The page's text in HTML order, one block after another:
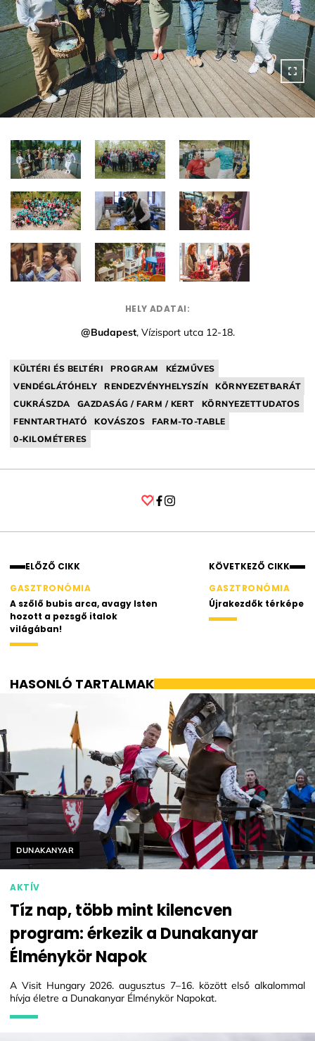
HELY ADATAI:
@Budapest, Vízisport utca 12-18.
KÜLTÉRI ÉS BELTÉRI PROGRAM
KÉZMŰVES
VENDÉGLÁTÓHELY
RENDEZVÉNYHELYSZÍN
KÖRNYEZETBARÁT
CUKRÁSZDA
GAZDASÁG / FARM / KERT
KÖRNYEZETTUDATOS
FENNTARTHATÓ
KOVÁSZOS
FARM-TO-TABLE
0-KILOMÉTERES
ELŐZŐ CIKK
GASZTRONÓMIA
A szőlő bubis arca, avagy Isten
hozott a pezsgő italok
világában!
KÖVETKEZŐ CIKK
GASZTRONÓMIA
Újrakezdők térképe
HASONLÓ TARTALMAK
Helyszín címkék:
DUNAKANYAR
AKTÍV
Tíz nap, több mint kilencven
program: érkezik a Dunakanyar
Élménykör Napok
A Visit Hungary 2026. augusztus 7–16. között első alkalommal
hívja életre a Dunakanyar Élménykör Napokat.